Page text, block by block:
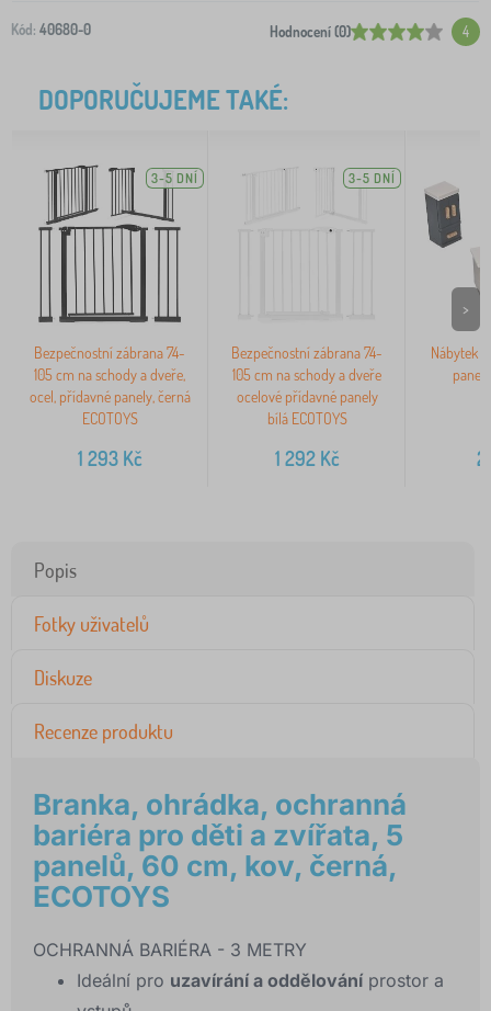
Kód: 40680-0 Hodnocení (0) 4
DOPORUČUJEME TAKÉ:
3-5 DNÍ
Bezpečnostní zábrana 74-
105 cm na schody a dveře,
ocel, přídavné panely, černá
ECOTOYS
1 293Kč
3-5 DNÍ
Bezpečnostní zábrana 74-
105 cm na schody a dveře
ocelové přídavné panely
bílá ECOTOYS
1 292Kč
Nábytek
>
Popis
Fotky uživatelů
Diskuze
Recenze produktu
Branka, ohrádka, ochranná
bariéra pro děti a zvířata, 5
panelů, 60 cm, kov, černá,
ECOTOYS
OCHRANNÁ BARIÉRA - 3 METRY
Ideální pro uzavírání a oddělování prostor a